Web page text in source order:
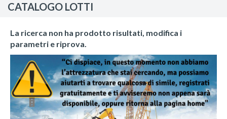
CATALOGO LOTTI
La ricerca non ha prodotto risultati, modifica i
parametri e riprova.